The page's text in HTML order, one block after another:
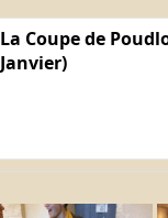
La Coupe de
Janvier)